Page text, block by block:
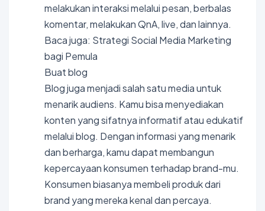
melakukan interaksi melalui pesan, berbalas
komentar, melakukan QnA, live, dan lainnya.
Baca juga: Strategi Social Media Marketing
bagi Pemula
Buat blog
Blog juga menjadi salah satu media untuk
menarik audiens. Kamu bisa menyediakan
konten yang sifatnya informatif atau edukatif
melalui blog. Dengan informasi yang menarik
dan berharga, kamu dapat membangun
kepercayaan konsumen terhadap brand-mu.
Konsumen biasanya membeli produk dari
brand yang mereka kenal dan percaya.